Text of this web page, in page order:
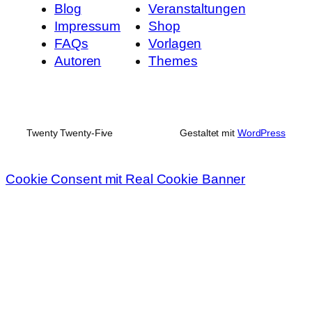
Blog
Impressum
FAQs
Autoren
Veranstaltungen
Shop
Vorlagen
Themes
Twenty Twenty-Five Gestaltet mit WordPress
Cookie Consent mit Real Cookie Banner